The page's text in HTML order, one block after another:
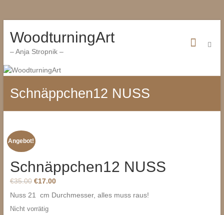
Inhalt
WoodturningArt
– Anja Stropnik –
Schnäppchen12 NUSS
Angebot!
Schnäppchen12 NUSS
€35.00 €17.00
Nuss 21 cm Durchmesser, alles muss raus!
Nicht vorrätig